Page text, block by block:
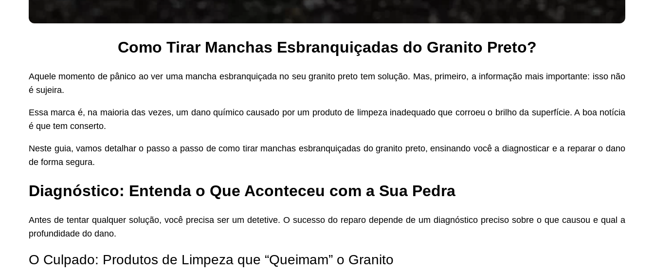
Como Tirar Manchas Esbranquiçadas do Granito Preto​?
Aquele momento de pânico ao ver uma mancha esbranquiçada no seu granito preto tem solução. Mas, primeiro, a informação mais importante: isso não
é sujeira.
Essa marca é, na maioria das vezes, um dano químico causado por um produto de limpeza inadequado que corroeu o brilho da superfície. A boa notícia
é que tem conserto.
Neste guia, vamos detalhar o passo a passo de como tirar manchas esbranquiçadas do granito preto, ensinando você a diagnosticar e a reparar o dano
de forma segura.
Diagnóstico: Entenda o Que Aconteceu com a Sua Pedra
Antes de tentar qualquer solução, você precisa ser um detetive. O sucesso do reparo depende de um diagnóstico preciso sobre o que causou e qual a
profundidade do dano.
O Culpado: Produtos de Limpeza que “Queimam” o Granito